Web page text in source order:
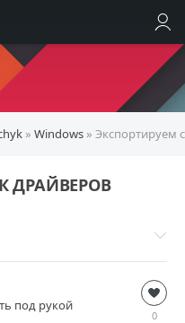
» Windows » Экспортируем
ДРАЙВЕРОВ
0
под рукой